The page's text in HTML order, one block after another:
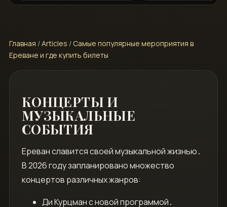
Главная /Articles / Самые популярные мероприятия в
Ереване и где купить билеты
КОНЦЕРТЫ И
МУЗЫКАЛЬНЫЕ
СОБЫТИЯ
Ереван славится своей музыкальной жизнью․
В 2026 году запланировано множество
концертов различных жанров:
Ди Курцман с новой программой․